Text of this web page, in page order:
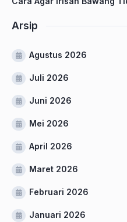
Arsip
Agustus 2026
Juli 2026
Juni 2026
Mei 2026
April 2026
Maret 2026
Februari 2026
Januari 2026